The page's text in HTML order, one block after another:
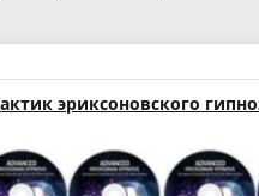
эриксоновского